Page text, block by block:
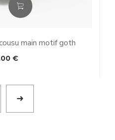
main motif goth
€